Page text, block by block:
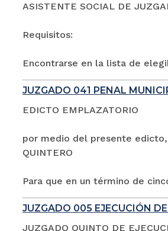
ASISTENTE SOCIAL DE
Requisitos:
Encontrarse en la lista de
JUZGADO 041 PENAL
EDICTO EMPLAZATORIO
por medio del presente edicto,
QUINTERO
Para que en un término de
JUZGADO 005 EJECUCIÓN
JUZGADO QUINTO DE